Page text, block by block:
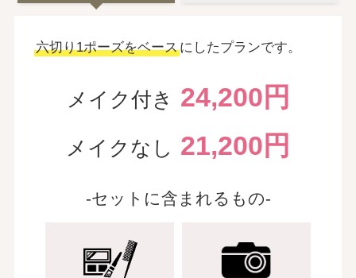
六切り1ポーズをベースにしたプランです。
メイク付き 24,200円
メイクなし 21,200円
-セットに含まれるもの-